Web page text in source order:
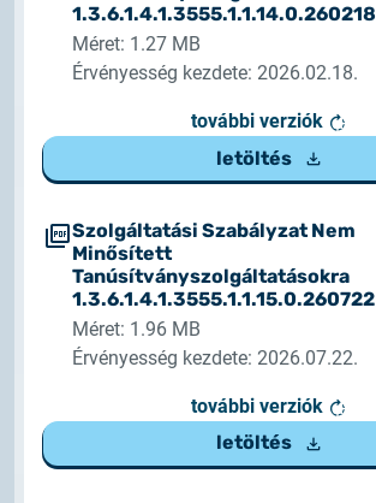
1.3.6.1.4.1.3555.1.1.14.0.260218
Méret: 1.27 MB
Érvényesség kezdete: 2026.02.18.
további verziók
letöltés
Szolgáltatási Szabályzat Nem
Minősített
Tanúsítványszolgáltatásokra
1.3.6.1.4.1.3555.1.1.15.0.260722
Méret: 1.96 MB
Érvényesség kezdete: 2026.07.22.
további verziók
letöltés